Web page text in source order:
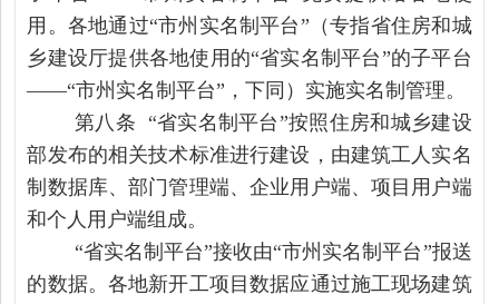
用。各地通过“市州实名制平台”（专指省住房和城
乡建设厅提供各地使用的“省实名制平台”的子平台
——“市州实名制平台”，下同）实施实名制管理。
第八条 “省实名制平台”按照住房和城乡建设
部发布的相关技术标准进行建设，由建筑工人实名
制数据库、部门管理端、企业用户端、项目用户端
和个人用户端组成。
“省实名制平台”接收由“市州实名制平台”报送
的数据。各地新开工项目数据应通过施工现场建筑